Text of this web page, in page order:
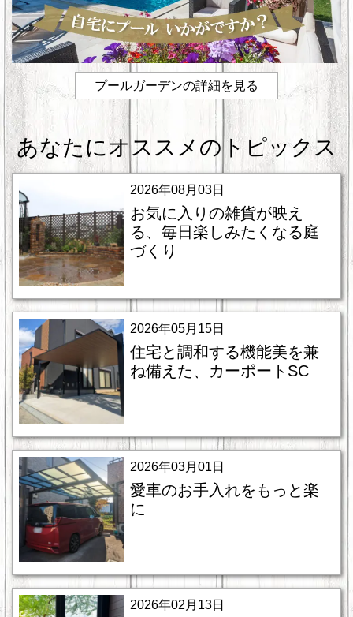
プールガーデンの詳細を見る
あなたにオススメのトピックス
2026年08月03日
お気に入りの雑貨が映え
る、毎日楽しみたくなる庭
づくり
2026年05月15日
住宅と調和する機能美を兼
ね備えた、カーポートSC
2026年03月01日
愛車のお手入れをもっと楽
に
2026年02月13日